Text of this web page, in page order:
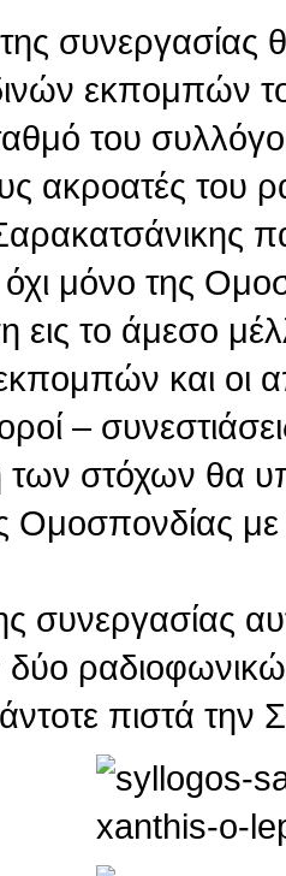
συνεργασίας
εκπομπών
του
ακροατές του
όχι μόνο της
εις το άμεσο
και οι
–
των στόχων θα
Ομοσπονδίας
συνεργασίας
δύο
πιστά